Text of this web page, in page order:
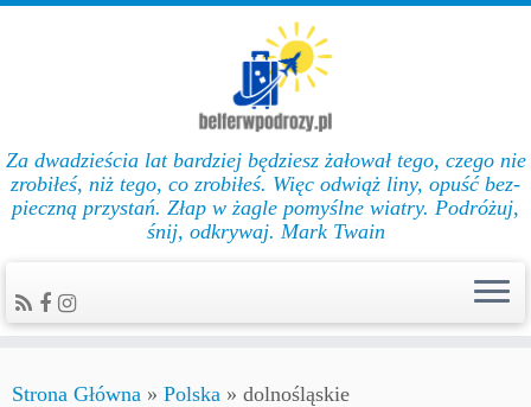
Za dwadzieścia lat bar­dziej będziesz żałował te­go, cze­go nie
zro­biłeś, niż te­go, co zro­biłeś. Więc od­wiąż li­ny, opuść bez­
pie­czną przys­tań. Złap w żag­le po­myślne wiat­ry. Podróżuj,
śnij, odkrywaj. Mark Twain
Strona Główna » Polska » dolnośląskie